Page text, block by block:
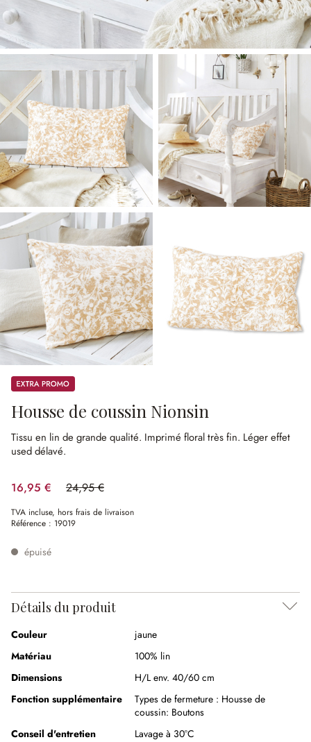
Promos
Housse de coussin Nionsin
Tissu en lin de grande qualité. Imprimé floral très fin. Léger effet
used délavé.
16,95 € 24,95 €
(32.06%spared)
TVA incluse, hors frais de livraison
Référence : 19019
épuisé
Détails du produit
Couleur
jaune
Matériau
100% lin
Dimensions
H/L env. 40/60 cm
Fonction supplémentaire
Types de fermeture : Housse de
coussin: Boutons
Conseil d'entretien
Lavage à 30°C